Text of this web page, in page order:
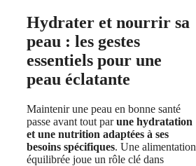
Hydrater et nourrir sa
peau : les gestes
essentiels pour une
peau éclatante
Maintenir une peau en bonne santé
passe avant tout parune hydratation
et une nutrition adaptées à ses
besoins spécifiques. Une alimentation
équilibrée joue un rôle clé dans